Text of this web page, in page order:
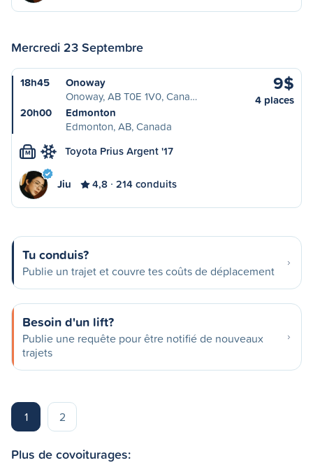
Mercredi 23 Septembre
18h45
Onoway
Onoway, AB T0E 1V0, Cana…
20h00
Edmonton
Edmonton, AB, Canada
9$
4 places
M Toyota Prius Argent '17
Jiu 4,8 214 conduits
Tu conduis?
Publie un trajet et couvre tes coûts de déplacement
Besoin d'un lift?
Publie une requête pour être notifié de nouveaux
trajets
1 2
Plus de covoiturages: